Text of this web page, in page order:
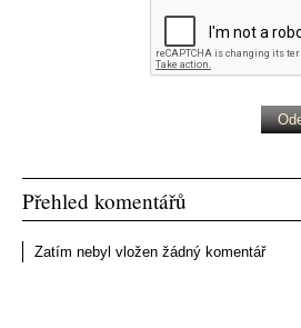
Přehled komentářů
Zatím nebyl vložen žádný komentář